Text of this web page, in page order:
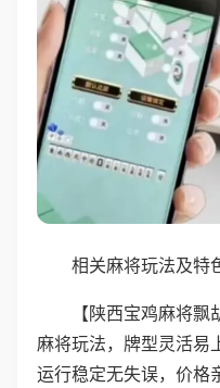
相关麻将玩法及特
【陕西宝鸡麻将
麻将玩法，牌型灵活易
运行稳定无失误，价格